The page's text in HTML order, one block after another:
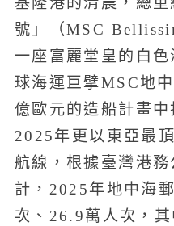
號」（MSC
一座富麗堂皇的白
球海運巨擘MSC地
億歐元的造船計畫中
2025年更以東亞最
航線，根據臺灣港
計，2025年地中海
次、26.9萬人次，